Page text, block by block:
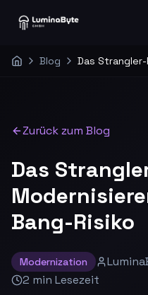
Home Blog
Zurück zum Blog
Das
Bang-Risiko
Modernization
2 min Lesezeit